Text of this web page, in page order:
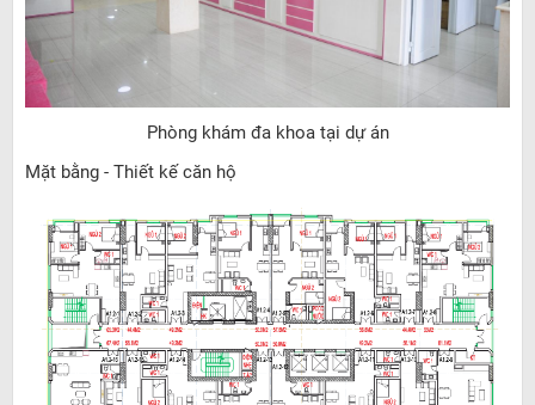
Phòng khám đa khoa tại dự án
Mặt bằng - Thiết kế căn hộ